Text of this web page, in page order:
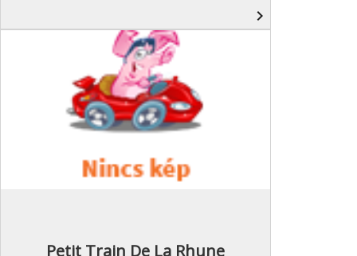
navigate_next
Petit Train De La Rhune